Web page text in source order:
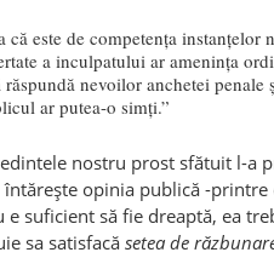
că este de competența instanțelor
a inculpatului ar amenința
nevoilor anchetei penale
ar putea-o simți.”
nostru prost sfătuit l-a
opinia publică -
suficient să fie dreaptă, ea
sa satisfacă setea de